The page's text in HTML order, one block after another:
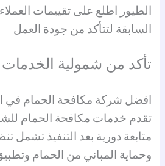
الطيور اطلع على تقييمات
السابقة لتتأكد من جودة العمل
تأكد من شمولية الخدمات
افضل شركة مكافحة الحمام في
تقدم خدمات مكافحة الحمام
متابعة دورية بعد التنفيذ تشمل
وحماية المباني من الحمام